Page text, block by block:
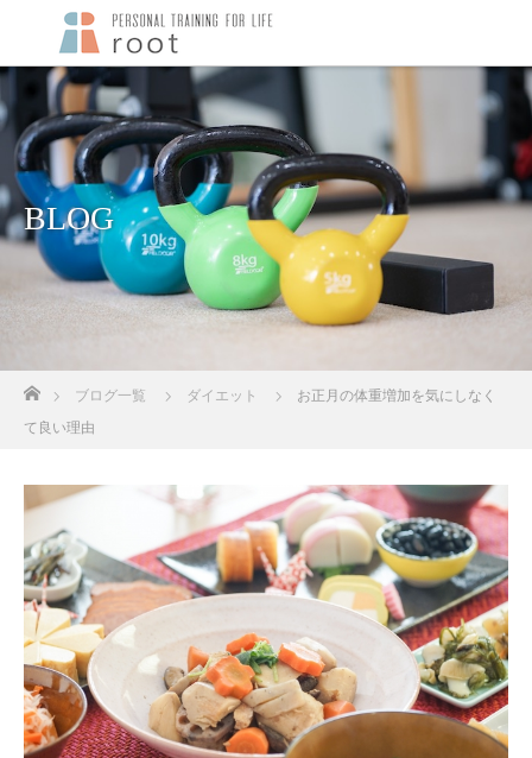
BLOG
ブログ一覧 ダイエット
お正月の体重増加を気にしなく
て良い理由